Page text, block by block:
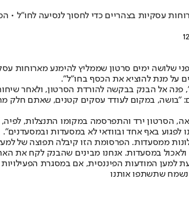
עסקיות בצהריים כדי לחסוך לנסיעה לחו"ל •
שלושה ימים סרטון שממליץ להימנע מארוחות
על מנת להוציא את הכסף בחו"ל".
פנה אל הבנק בבקשה להורדת הסרטון, ולאחר
"בושה, במקום לעודד עסקים קטנים, שאתם חלק
הסרטון ירד והתפרסמה במקומו התנצלות,
לפגוע באף אחד ובוודאי לא במסעדות ובמסעדנים".
במסעדות. אנחנו מבינים שהבנק לקח את
למען המודעות הפיננסית, אם במסגרת
שתשתפו אותנו